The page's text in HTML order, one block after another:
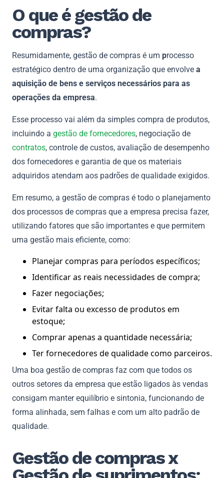
O que é gestão de
compras?
Resumidamente, gestão de compras é um processo
estratégico dentro de uma organização que envolve a
aquisição de bens e serviços necessários para as
operações da empresa.
Esse processo vai além da simples compra de produtos,
incluindo a gestão de fornecedores, negociação de
contratos, controle de custos, avaliação de desempenho
dos fornecedores e garantia de que os materiais
adquiridos atendam aos padrões de qualidade exigidos.
Em resumo, a gestão de compras é todo o planejamento
dos processos de compras que a empresa precisa fazer,
utilizando fatores que são importantes e que permitem
uma gestão mais eficiente, como:
Planejar compras para períodos específicos;
Identificar as reais necessidades de compra;
Fazer negociações;
Evitar falta ou excesso de produtos em
estoque;
Comprar apenas a quantidade necessária;
Ter fornecedores de qualidade como parceiros.
Uma boa gestão de compras faz com que todos os
outros setores da empresa que estão ligados às vendas
consigam manter equilíbrio e sintonia, funcionando de
forma alinhada, sem falhas e com um alto padrão de
qualidade.
Gestão de compras x